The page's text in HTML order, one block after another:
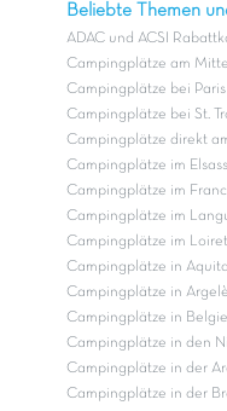
Beliebte Themen
ADAC und ACSI
Campingplätze am
Campingplätze bei Paris
Campingplätze bei St.
Campingplätze direkt
Campingplätze im
Campingplätze im
Campingplätze im
Campingplätze im
Campingplätze in
Campingplätze in
Campingplätze in
Campingplätze in den
Campingplätze in der
Campingplätze in der